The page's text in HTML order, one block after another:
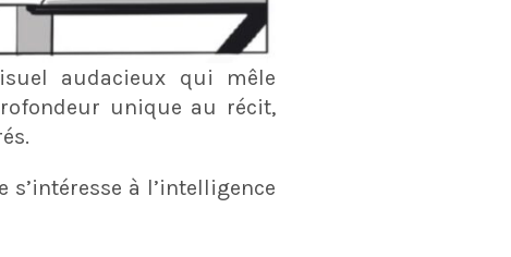
audacieux qui mêle
unique au récit,
à l’intelligence